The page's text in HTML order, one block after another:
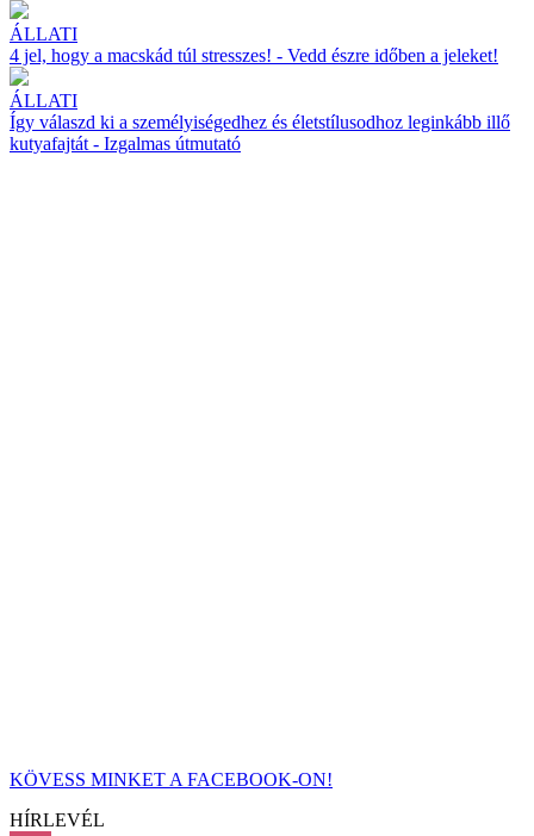
ÁLLATI
4 jel, hogy a macskád túl stresszes! - Vedd észre időben a jeleket!
ÁLLATI
Így válaszd ki a személyiségedhez és életstílusodhoz leginkább illő
kutyafajtát - Izgalmas útmutató
KÖVESS MINKET A FACEBOOK-ON!
HÍRLEVÉL